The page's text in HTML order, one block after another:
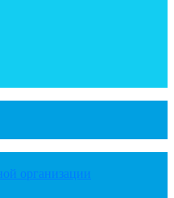
организации